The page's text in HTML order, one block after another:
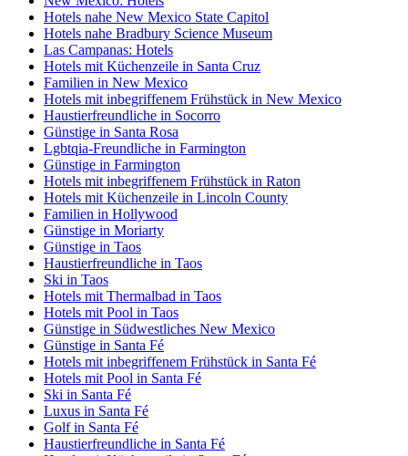
Hotels nahe New Mexico State Capitol
Hotels nahe Bradbury Science Museum
Las Campanas: Hotels
Hotels mit Küchenzeile in Santa Cruz
Familien in New Mexico
Hotels mit inbegriffenem Frühstück in New Mexico
Haustierfreundliche in Socorro
Günstige in Santa Rosa
Lgbtqia-Freundliche in Farmington
Günstige in Farmington
Hotels mit inbegriffenem Frühstück in Raton
Hotels mit Küchenzeile in Lincoln County
Familien in Hollywood
Günstige in Moriarty
Günstige in Taos
Haustierfreundliche in Taos
Ski in Taos
Hotels mit Thermalbad in Taos
Hotels mit Pool in Taos
Günstige in Südwestliches New Mexico
Günstige in Santa Fé
Hotels mit inbegriffenem Frühstück in Santa Fé
Hotels mit Pool in Santa Fé
Ski in Santa Fé
Luxus in Santa Fé
Golf in Santa Fé
Haustierfreundliche in Santa Fé